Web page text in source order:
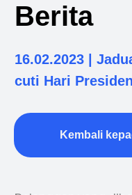
Berita
16.02.2023 |
cuti Hari
Kembali